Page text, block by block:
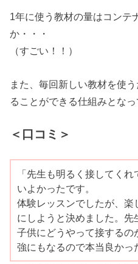
1年に使う教材の量はコンテ
か・・・
（すごい！！）
また、毎回新しい教材を使
ることができる仕組みとなっ
＜口コミ＞
「先生も明るく接してく
いよかったです。
体験レッスンでしたが、楽
にしようと決めました。先
子供にどうやって接する
強にもなるので本当良かっ